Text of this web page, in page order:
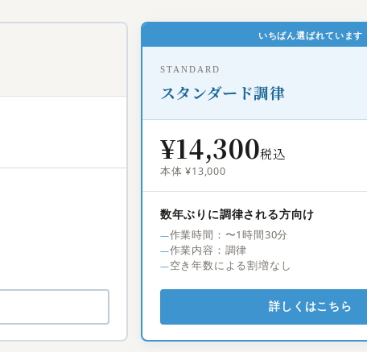
いちばん選ばれています
STANDARD
スタンダード調律
¥14,300税込
本体 ¥13,000
数年ぶりに調律される方向け
作業時間：〜1時間30分
作業内容：調律
空き年数による割増なし
詳しくはこちら